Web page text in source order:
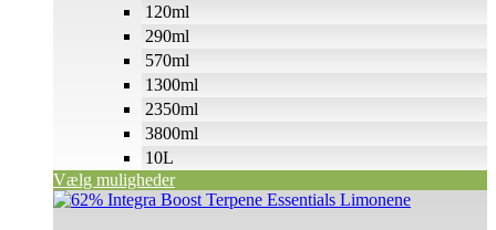
Vælg muligheder
120ml
290ml
570ml
1300ml
2350ml
3800ml
10L